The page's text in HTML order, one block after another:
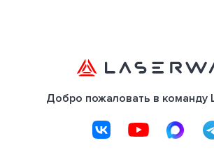
Добро пожаловать в команду